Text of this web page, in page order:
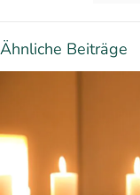
Ähnliche Beiträge